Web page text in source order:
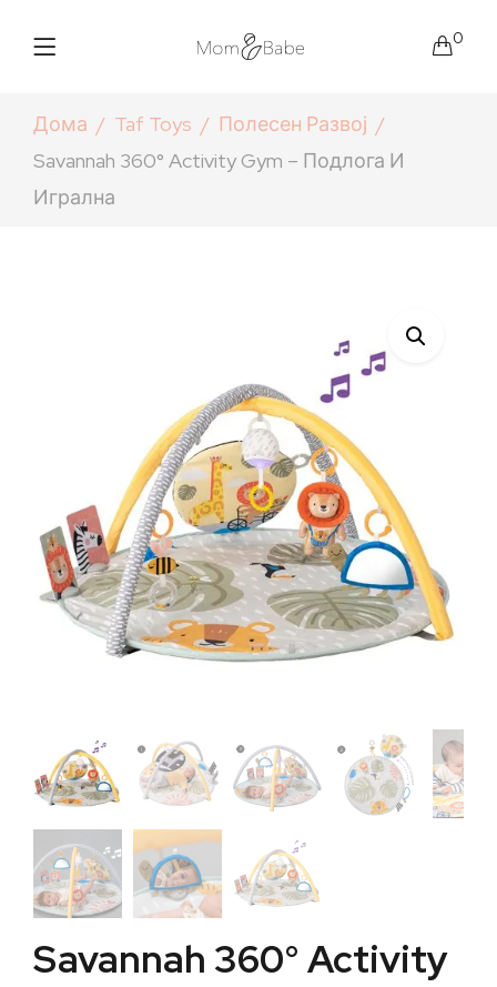
0
Дома Taf Toys
Полесен Развој
Savannah 360° Activity Gym – Подлога И
Игрална
Savannah 360° Activity